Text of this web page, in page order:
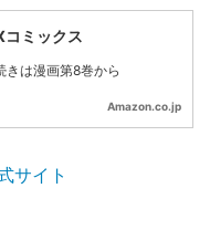
ミックス
きは漫画第8巻から
Amazon.co.jp
サイト